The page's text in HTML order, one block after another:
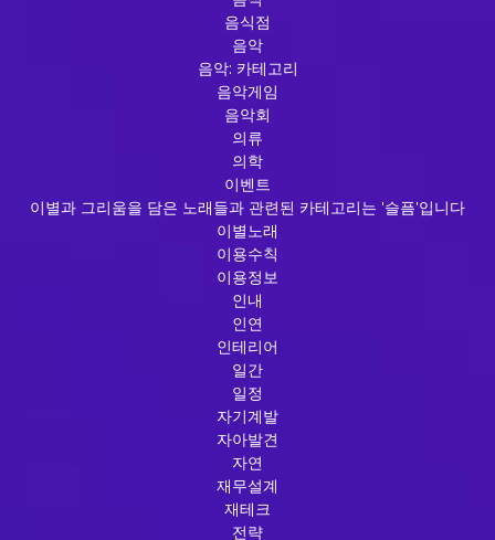
음식점
음악
음악: 카테고리
음악게임
음악회
의류
의학
이벤트
이별과 그리움을 담은 노래들과 관련된 카테고리는 '슬픔'입니다
이별노래
이용수칙
이용정보
인내
인연
인테리어
일간
일정
자기계발
자아발견
자연
재무설계
재테크
전략